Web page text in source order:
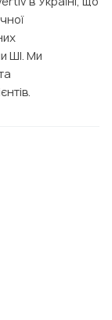
ШІ. Ми